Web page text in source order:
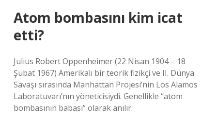
Atom bombasını kim icat
etti?
Julius Robert Oppenheimer (22 Nisan 1904 – 18
Şubat 1967) Amerikalı bir teorik fizikçi ve II. Dünya
Savaşı sırasında Manhattan Projesi’nin Los Alamos
Laboratuvarı’nın yöneticisiydi. Genellikle “atom
bombasının babası” olarak anılır.